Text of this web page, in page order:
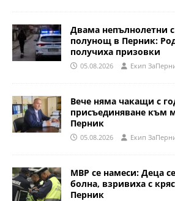
Двама непълнолетни
полунощ в Перник:
получиха призовки
05.08.2026 Eкип
Вече няма чакащи с
присъединяване към
Перник
05.08.2026 Eкип
МВР се намеси: Деца
болна, взривиха с
Перник